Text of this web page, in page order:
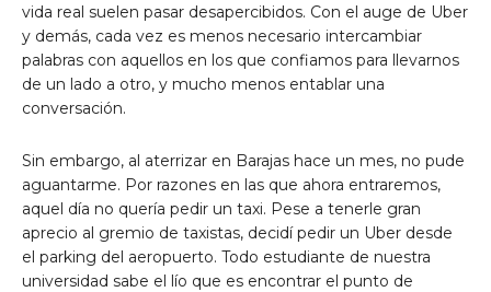
vida real suelen pasar desapercibidos. Con el auge de Uber
y demás, cada vez es menos necesario intercambiar
palabras con aquellos en los que confiamos para llevarnos
de un lado a otro, y mucho menos entablar una
conversación.
Sin embargo, al aterrizar en Barajas hace un mes, no pude
aguantarme. Por razones en las que ahora entraremos,
aquel día no quería pedir un taxi. Pese a tenerle gran
aprecio al gremio de taxistas, decidí pedir un Uber desde
el parking del aeropuerto. Todo estudiante de nuestra
universidad sabe el lío que es encontrar el punto de